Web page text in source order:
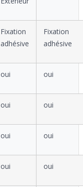
Fixation
adhésive
Fixation
adhésive
oui oui
oui oui
oui oui
oui oui